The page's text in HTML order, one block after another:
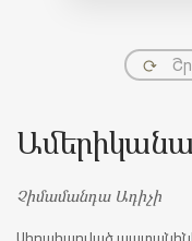
Ամերիկանա
Չիմամանդա Ադիչի